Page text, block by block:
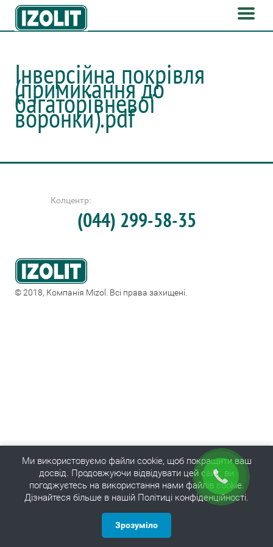
Інверсійна покрівля
(примикання до
багаторівневої
воронки).pdf
© 2018, Компанія Mizol. Всі права захищені.
Колцентр:
(044) 299-58-35
Ми використовуємо файли cookie, щоб покращити ваш
досвід. Продовжуючи відвідувати цей сайт, ви
погоджуєтесь на використання нами файлів cookie.
Дізнайтеся більше в нашій Політиці конфіденційності.
Зрозуміло